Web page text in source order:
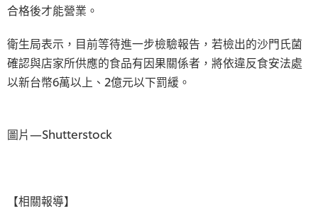
合格後才能營業。
衛生局表示，目前等待進一步檢驗報告，若檢出的沙門氏菌
確認與店家所供應的食品有因果關係者，將依違反食安法處
以新台幣6萬以上、2億元以下罰緩。
圖片—Shutterstock
【相關報導】